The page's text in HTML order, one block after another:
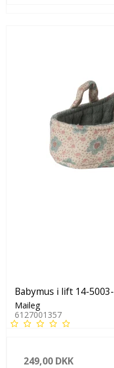
Babymus i lift 14-
Maileg
6127001357
249,00 DKK